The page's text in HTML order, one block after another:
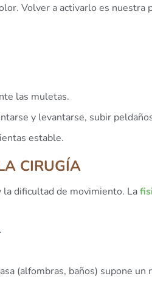
Volver a activarlo es nuestra
las muletas.
y levantarse, subir
estable.
CIRUGÍA
dificultad de movimiento. La
(alfombras, baños) supone un